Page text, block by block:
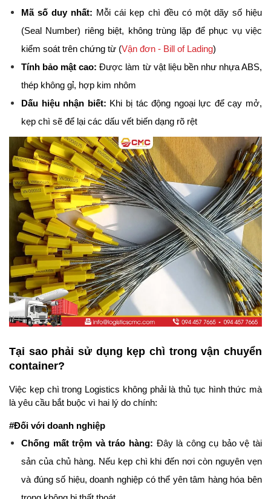
Mã số duy nhất: Mỗi cái kẹp chì đều có một dãy số hiệu
(Seal Number) riêng biệt, không trùng lặp để phục vụ việc
kiểm soát trên chứng từ (Vận đơn - Bill of Lading)
Tính bảo mật cao: Được làm từ vật liệu bền như nhựa ABS,
thép không gỉ, hợp kim nhôm
Dấu hiệu nhận biết: Khi bị tác động ngoại lực để cạy mở,
kẹp chì sẽ để lại các dấu vết biến dạng rõ rệt
Tại sao phải sử dụng kẹp chì trong vận chuyển
container?
Việc kẹp chì trong Logistics không phải là thủ tục hình thức mà
là yêu cầu bắt buộc vì hai lý do chính:
#Đối với doanh nghiệp
Chống mất trộm và tráo hàng: Đây là công cụ bảo vệ tài
sản của chủ hàng. Nếu kẹp chì khi đến nơi còn nguyên vẹn
và đúng số hiệu, doanh nghiệp có thể yên tâm hàng hóa bên